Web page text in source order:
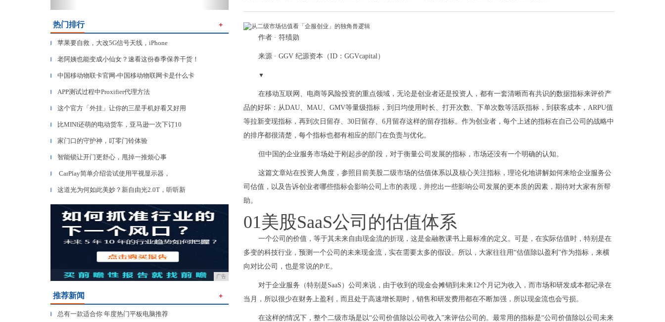
热门排行 ＋
▎ 苹果要自救，大改5G信号天线，iPhone
▎ 老阿姨也能变成小仙女？速看这份春季保养干货！
▎ 中国移动物联卡官网-中国移动物联网卡是什么卡
▎ APP测试过程中Proxifier代理方法
▎ 这个官方「外挂」让你的三星手机好看又好用
▎ 比MINI还萌的电动货车，亚马逊一次下订10
▎ 家门口的守护神，叮零门铃体验
▎ 智能锁让开门更舒心，甩掉一推烦心事
▎ CarPlay简单介绍尝试使用平视显示器，
▎ 这道光为何如此美妙？新自由光2.0T，听听新
广告
推荐新闻 ＋
▎ 总有一款适合你 年度热门平板电脑推荐
作者 · 符绩勋
来源 · GGV 纪源资本（ID：GGVcapital）
▼
在移动互联网、电商等风险投资的重点领域，无论是创业者还是投资人，都有一套清晰而有共识的数据指标来评价产
品的好坏：从DAU、MAU、GMV等量级指标，到日均使用时长、打开次数、下单次数等活跃指标，到获客成本，ARPU值
等拉新变现指标，再到次日留存、30日留存、6月留存这样的留存指标。作为创业者，每个上述的指标在自己公司的战略中
的排序都很清楚，每个指标也都有相应的部门在负责与优化。
但中国的企业服务市场处于刚起步的阶段，对于衡量公司发展的指标，市场还没有一个明确的认知。
这篇文章站在投资人角度，参照目前美股二级市场的估值体系以及核心关注指标，理论化地讲解如何来给企业服务公
司估值，以及告诉创业者哪些指标会影响公司上市的表现，并挖出一些影响公司发展的更本质的因素，期待对大家有所帮
助。
01美股SaaS公司的估值体系
一个公司的价值，等于其未来自由现金流的折现，这是金融教课书上最标准的定义。可是，在实际估值时，特别是在
多变的科技行业，预测一个公司的未来现金流，实在需要太多的假设。所以，大家往往用“估值除以盈利”作为指标，来横
向对比公司，也是常说的P/E。
对于企业服务（特别是SaaS）公司来说，由于收到的现金会摊销到未来12个月记为收入，而市场和研发成本都记录在
当月，所以很少在财务上盈利，而且处于高速增长期时，销售和研发费用都在不断加强，所以现金流也会亏损。
在这样的情况下，整个二级市场是以“公司价值除以公司收入”来评估公司的。最常用的指标是“公司价值除以公司未来